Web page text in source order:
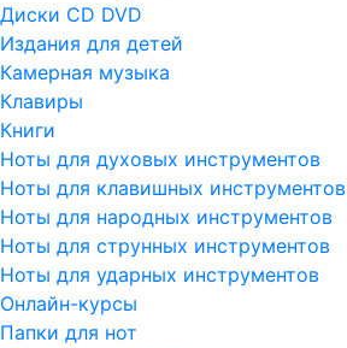
Диски CD DVD
Издания для детей
Камерная музыка
Клавиры
Книги
Ноты для духовых инструментов
Ноты для клавишных инструментов
Ноты для народных инструментов
Ноты для струнных инструментов
Ноты для ударных инструментов
Онлайн-курсы
Папки для нот